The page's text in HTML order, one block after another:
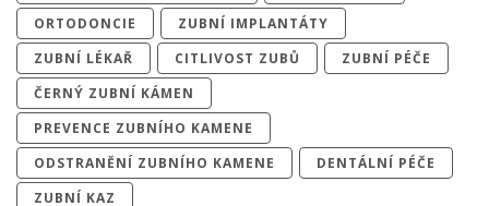
ORTODONCIE
ZUBNÍ IMPLANTÁTY
ZUBNÍ LÉKAŘ
CITLIVOST ZUBŮ
ZUBNÍ PÉČE
ČERNÝ ZUBNÍ KÁMEN
PREVENCE ZUBNÍHO KAMENE
ODSTRANĚNÍ ZUBNÍHO KAMENE
DENTÁLNÍ PÉČE
ZUBNÍ KAZ